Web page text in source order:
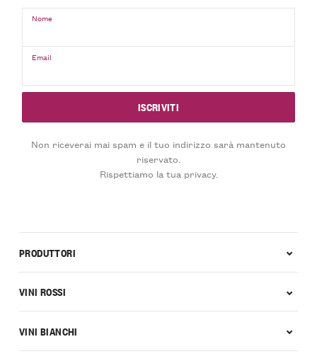
Nome
Email
Non riceverai mai spam e il tuo indirizzo sarà mantenuto
riservato.
Rispettiamo la tua privacy.
PRODUTTORI
VINI ROSSI
VINI BIANCHI